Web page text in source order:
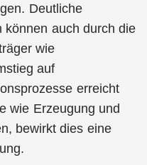
Deutliche
können auch durch die
wie
auf
erreicht
wie Erzeugung und
bewirkt dies eine